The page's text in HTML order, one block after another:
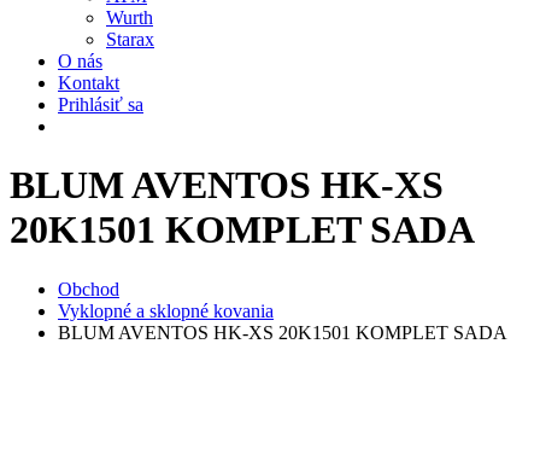
Wurth
Starax
O nás
Kontakt
Prihlásiť sa
BLUM AVENTOS HK-XS
20K1501 KOMPLET SADA
Obchod
Vyklopné a sklopné kovania
BLUM AVENTOS HK-XS 20K1501 KOMPLET SADA